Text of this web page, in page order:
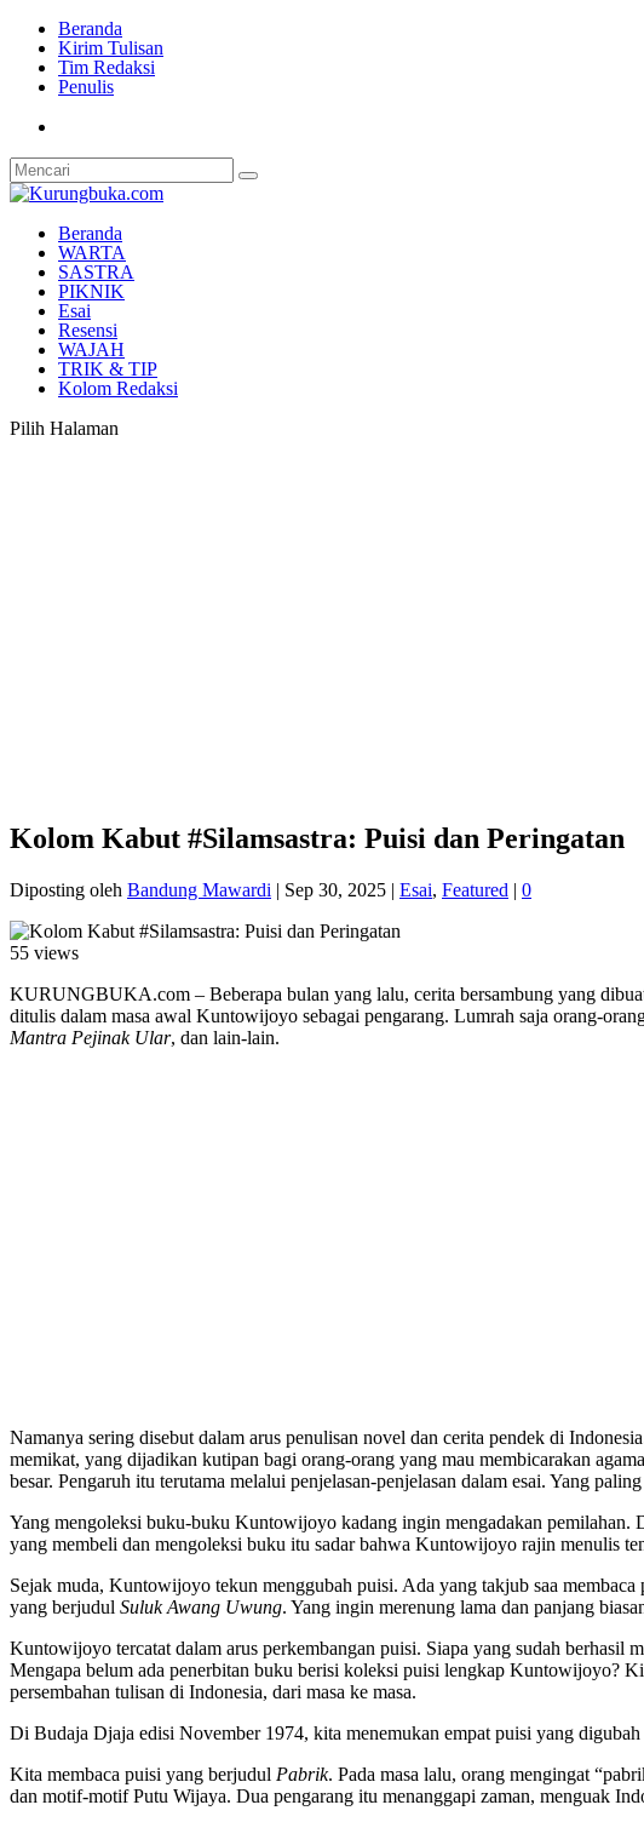
Beranda
Kirim Tulisan
Tim Redaksi
Penulis
Beranda
WARTA
SASTRA
PIKNIK
Esai
Resensi
WAJAH
TRIK & TIP
Kolom Redaksi
Pilih Halaman
Kolom Kabut #Silamsastra: Puisi dan Peringatan
Diposting oleh Bandung Mawardi | Sep 30, 2025 | Esai, Featured | 0
55 views
KURUNGBUKA.com – Beberapa bulan yang lalu, cerita bersambung yang
ditulis dalam masa awal Kuntowijoyo sebagai pengarang. Lumrah saja orang-
Mantra Pejinak Ular, dan lain-lain.
Namanya sering disebut dalam arus penulisan novel dan cerita pendek di
memikat, yang dijadikan kutipan bagi orang-orang yang mau membicarakan
besar. Pengaruh itu terutama melalui penjelasan-penjelasan dalam esai. Yang
Yang mengoleksi buku-buku Kuntowijoyo kadang ingin mengadakan pemilahan.
yang membeli dan mengoleksi buku itu sadar bahwa Kuntowijoyo rajin menulis
Sejak muda, Kuntowijoyo tekun menggubah puisi. Ada yang takjub saa
yang berjudul Suluk Awang Uwung. Yang ingin merenung lama dan panjang
Kuntowijoyo tercatat dalam arus perkembangan puisi. Siapa yang sudah
Mengapa belum ada penerbitan buku berisi koleksi puisi lengkap Kuntowijoyo?
persembahan tulisan di Indonesia, dari masa ke masa.
Di Budaja Djaja edisi November 1974, kita menemukan empat puisi yang
Kita membaca puisi yang berjudul Pabrik. Pada masa lalu, orang mengingat
dan motif-motif Putu Wijaya. Dua pengarang itu menanggapi zaman, menguak